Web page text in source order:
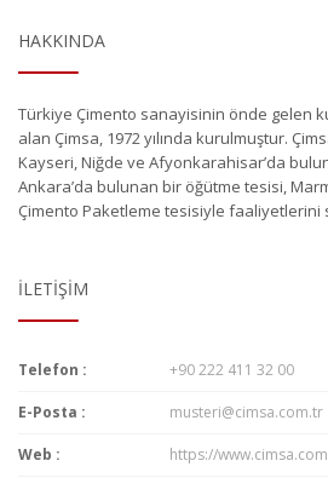
HAKKINDA
Türkiye Çimento sanayisinin önde gelen
alan Çimsa, 1972 yılında kurulmuştur.
Kayseri, Niğde ve Afyonkarahisar’da
Ankara’da bulunan bir öğütme tesisi,
Çimento Paketleme tesisiyle faaliyetlerini
İLETIŞIM
Telefon : +90 222 411 32 00
E-Posta : musteri@cimsa.com.tr
Web : https://